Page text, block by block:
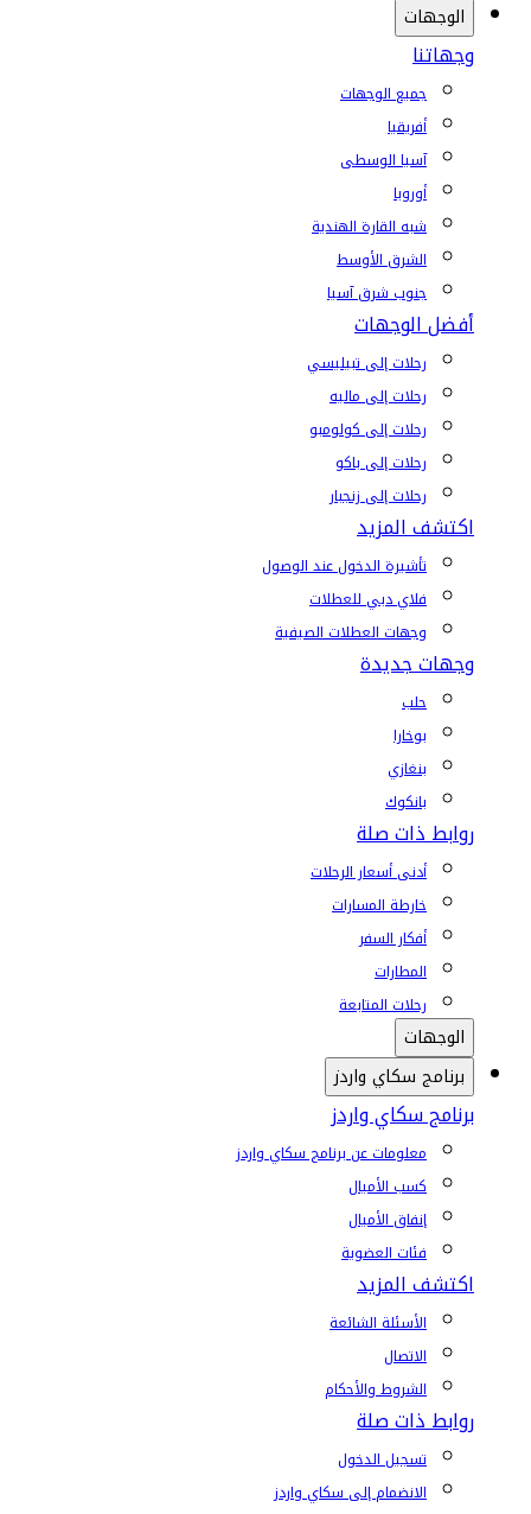
الوجهات
وجهاتنا
جميع الوجهات
أفريقيا
آسيا الوسطى
أوروبا
شبه القارة الهندية
الشرق الأوسط
جنوب شرق آسيا
أفضل الوجهات
رحلات إلى تبيليسي
رحلات إلى ماليه
رحلات إلى كولومبو
رحلات إلى باكو
رحلات إلى زنجبار
اكتشف المزيد
تأشيرة الدخول عند الوصول
فلاي دبي للعطلات
وجهات العطلات الصيفية
وجهات جديدة
حلب
بوخارا
بنغازي
بانكوك
روابط ذات صلة
أدنى أسعار الرحلات
خارطة المسارات
أفكار السفر
المطارات
رحلات المتابعة
الوجهات
برنامج سكاي واردز
برنامج سكاي واردز
معلومات عن برنامج سكاي واردز
كسب الأميال
إنفاق الأميال
فئات العضوية
اكتشف المزيد
الأسئلة الشائعة
الاتصال
الشروط والأحكام
روابط ذات صلة
تسجيل الدخول
الانضمام إلى سكاي واردز